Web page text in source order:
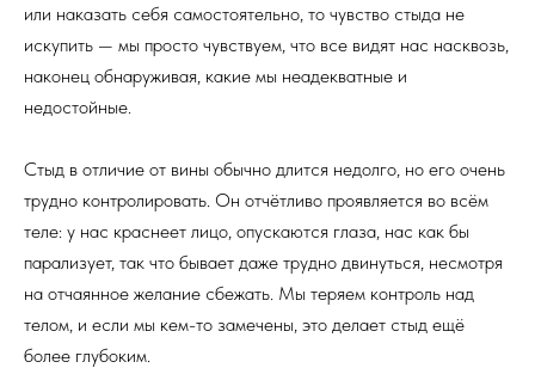
или наказать себя самостоятельно, то чувство стыда не
искупить — мы просто чувствуем, что все видят нас насквозь,
наконец обнаруживая, какие мы неадекватные и
недостойные.
Стыд в отличие от вины обычно длится недолго, но его очень
трудно контролировать. Он отчётливо проявляется во всём
теле: у нас краснеет лицо, опускаются глаза, нас как бы
парализует, так что бывает даже трудно двинуться, несмотря
на отчаянное желание сбежать. Мы теряем контроль над
телом, и если мы кем-то замечены, это делает стыд ещё
более глубоким.